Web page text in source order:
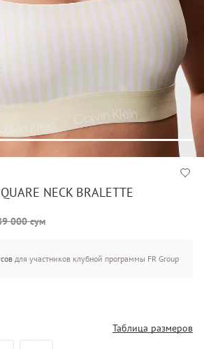
NECK BRALETTE
000 сум
для участников клубной программы FR Group
Таблица размеров